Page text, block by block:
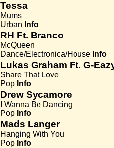
Tessa
Mums
Urban Info
RH Ft. Branco
McQueen
Dance/Electronica/House Info
Lukas Graham Ft. G-
Share That Love
Pop Info
Drew Sycamore
I Wanna Be Dancing
Pop Info
Mads Langer
Hanging With You
Pop Info